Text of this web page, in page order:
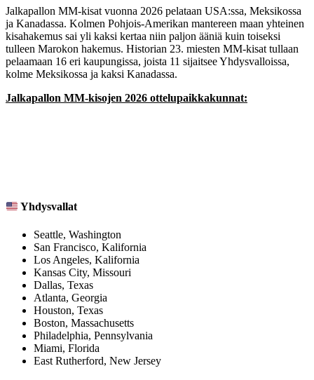
Jalkapallon MM-kisat vuonna 2026 pelataan USA:ssa, Meksikossa
ja Kanadassa. Kolmen Pohjois-Amerikan mantereen maan yhteinen
kisahakemus sai yli kaksi kertaa niin paljon ääniä kuin toiseksi
tulleen Marokon hakemus. Historian 23. miesten MM-kisat tullaan
pelaamaan 16 eri kaupungissa, joista 11 sijaitsee Yhdysvalloissa,
kolme Meksikossa ja kaksi Kanadassa.
Jalkapallon MM-kisojen 2026 ottelupaikkakunnat:
Yhdysvallat
Seattle, Washington
San Francisco, Kalifornia
Los Angeles, Kalifornia
Kansas City, Missouri
Dallas, Texas
Atlanta, Georgia
Houston, Texas
Boston, Massachusetts
Philadelphia, Pennsylvania
Miami, Florida
East Rutherford, New Jersey